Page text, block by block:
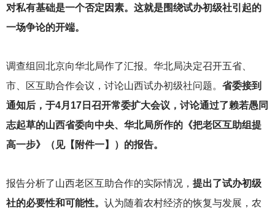
对私有基础是一个否定因素。这就是围绕试办初级社引起的
一场争论的开端。
调查组回北京向华北局作了汇报。华北局决定召开五省、
市、区互助合作会议，讨论山西试办初级社问题。 省委接到
通知后，于4月17日召开常委扩大会议，讨论通过了赖若愚同
志起草的山西省委向中央、华北局所作的《把老区互助组提
高一步》（见【附件一】）的报告。
报告分析了山西老区互助合作的实际情况， 提出了试办初级
社的必要性和可能性。 认为随着农村经济的恢复与发展，农